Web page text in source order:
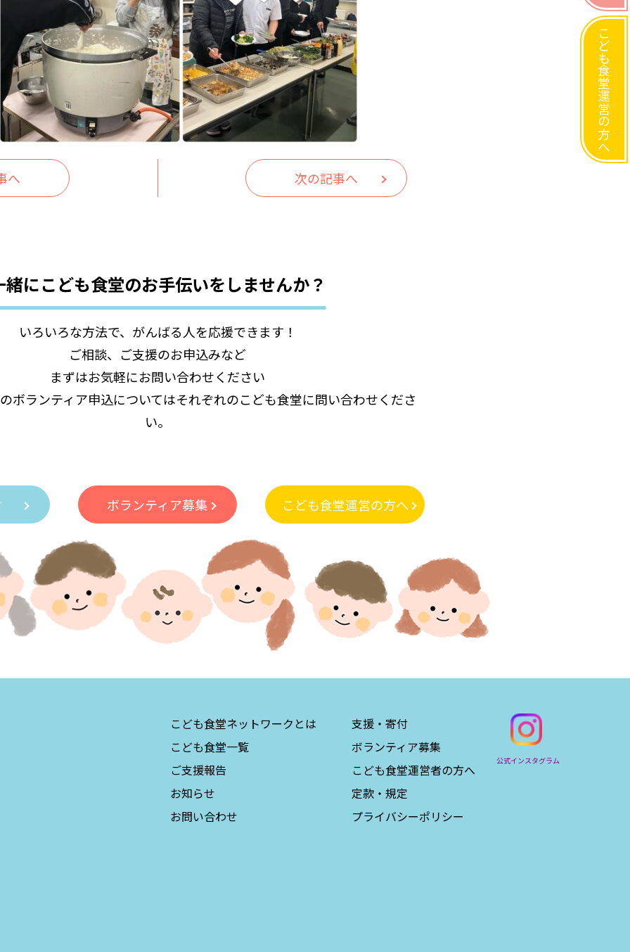
へ 次の記事へ
緒にこども食堂のお手伝いをしませんか？
いろいろな方法で、がんばる人を応援できます！
ご相談、ご支援のお申込みなど
まずはお気軽にお問い合わせください
ボランティア申込についてはそれぞれのこども食堂に問い合わせくださ
い。
ボランティア募集 こども食堂運営の方へ
こども食堂運営の方へ
こども食堂ネットワークとは
こども食堂一覧
ご支援報告
お知らせ
お問い合わせ
支援・寄付
ボランティア募集
こども食堂運営者の方へ
定款・規定
プライバシーポリシー
公式インスタグラム